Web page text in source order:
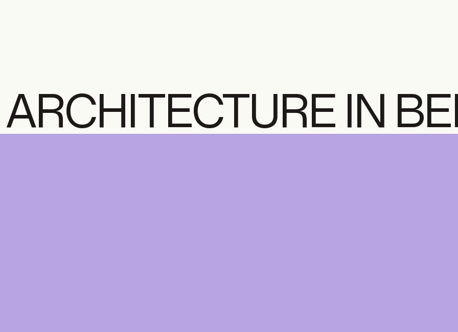
ARCHITECTURE IN